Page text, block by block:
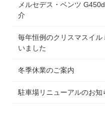
メルセデス・ベンツ
介
毎年恒例のクリスマスイ
いました
冬季休業のご案内
駐車場リニューアルのお知